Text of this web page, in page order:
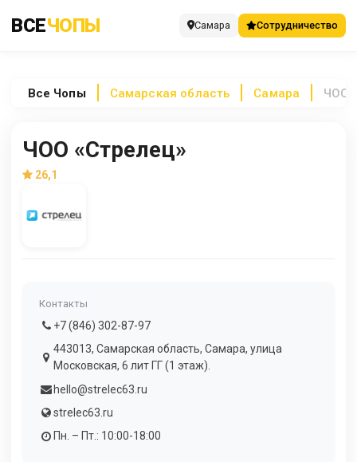
ВСЕЧОПЫ Самара Сотрудничество
Все Чопы Самарская область Самара ЧОО
ЧОО «Стрелец»
26,1
Контакты
+7 (846) 302-87-97
443013, Самарская область, Самара, улица
Московская, 6 лит ГГ (1 этаж).
hello@strelec63.ru
strelec63.ru
Пн. – Пт.: 10:00-18:00